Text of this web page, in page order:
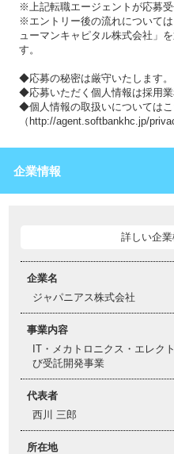
※上記転職エージェントが応募受
※エントリー後の流れについて
ューマンキャピタル株式会社」
す。
◆応募の秘密は厳守いたします。
◆応募いただく個人情報は採用業
◆個人情報の取扱いについてはこ
（http://agent.softbankhc.jp/
企業情報
詳しい企
企業名
ジャパニアス株式会社
事業内容
IT・メカトロニクス・エレク
び受託開発事業
代表者
西川 三郎
所在地